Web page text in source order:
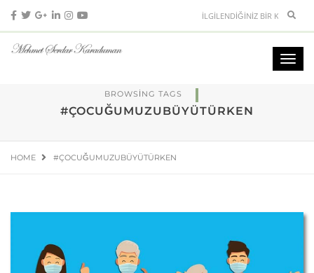
BROWSING TAGS
#ÇOCUĞUMUZUBÜYÜTÜRKEN
HOME #ÇOCUĞUMUZUBÜYÜTÜRKEN